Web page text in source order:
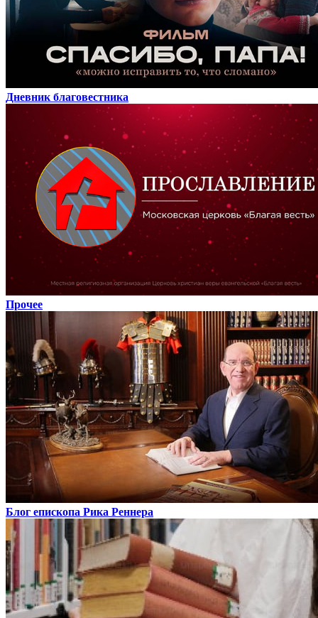
Дневник благовестника
Прочее
Блог епископа Рика Реннера